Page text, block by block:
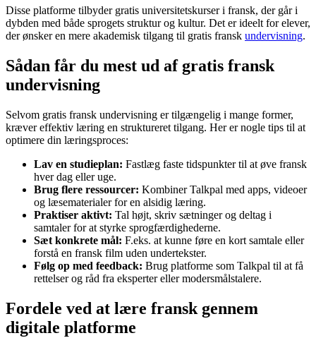
Disse platforme tilbyder gratis universitetskurser i fransk, der går i
dybden med både sprogets struktur og kultur. Det er ideelt for elever,
der ønsker en mere akademisk tilgang til gratis fransk undervisning.
Sådan får du mest ud af gratis fransk
undervisning
Selvom gratis fransk undervisning er tilgængelig i mange former,
kræver effektiv læring en struktureret tilgang. Her er nogle tips til at
optimere din læringsproces:
Lav en studieplan: Fastlæg faste tidspunkter til at øve fransk
hver dag eller uge.
Brug flere ressourcer: Kombiner Talkpal med apps, videoer
og læsematerialer for en alsidig læring.
Praktiser aktivt: Tal højt, skriv sætninger og deltag i
samtaler for at styrke sprogfærdighederne.
Sæt konkrete mål: F.eks. at kunne føre en kort samtale eller
forstå en fransk film uden undertekster.
Følg op med feedback: Brug platforme som Talkpal til at få
rettelser og råd fra eksperter eller modersmålstalere.
Fordele ved at lære fransk gennem
digitale platforme